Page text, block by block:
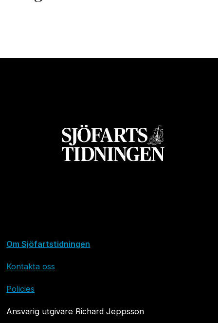
Om Sjöfartstidningen
Kontakta oss
Policies
Ansvarig utgivare Richard Jeppsson